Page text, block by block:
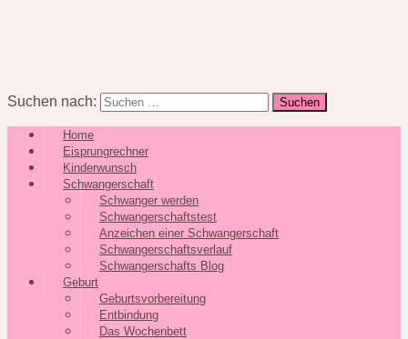
Suchen nach:
Home
Eisprungrechner
Kinderwunsch
Schwangerschaft
Schwanger werden
Schwangerschaftstest
Anzeichen einer Schwangerschaft
Schwangerschaftsverlauf
Schwangerschafts Blog
Geburt
Geburtsvorbereitung
Entbindung
Das Wochenbett